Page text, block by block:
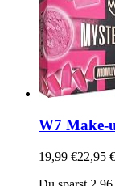
W7 Make-
19,99 €22,95 €